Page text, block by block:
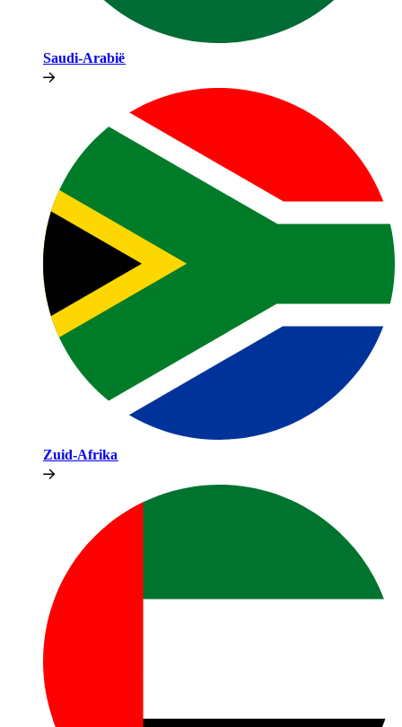
Saudi-Arabië​​
Zuid-Afrika​​